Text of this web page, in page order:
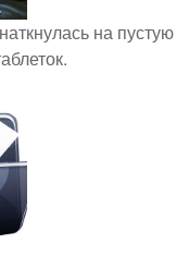
на пустую